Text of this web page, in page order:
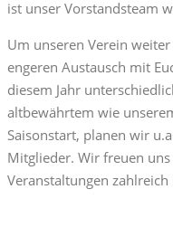
ist unser Vorstandsteam
Um unseren Verein
engeren Austausch mit
diesem Jahr
altbewährtem wie
Saisonstart, planen wir
Mitglieder. Wir freuen
Veranstaltungen